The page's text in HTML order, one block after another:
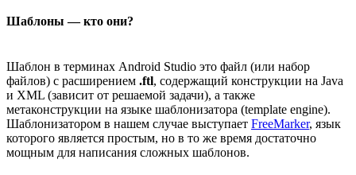
Шаблоны — кто они?
Шаблон в терминах Android Studio это файл (или набор
файлов) с расширением .ftl, содержащий конструкции на Java
и XML (зависит от решаемой задачи), а также
метаконструкции на языке шаблонизатора (template engine).
Шаблонизатором в нашем случае выступает FreeMarker, язык
которого является простым, но в то же время достаточно
мощным для написания сложных шаблонов.